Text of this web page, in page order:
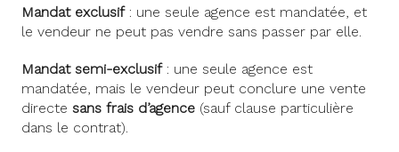
Mandat exclusif: une seule agence est mandatée, et
le vendeur ne peut pas vendre sans passer par elle.
Mandat semi-exclusif: une seule agence est
mandatée, mais le vendeur peut conclure une vente
directe sans frais d’agence (sauf clause particulière
dans le contrat).